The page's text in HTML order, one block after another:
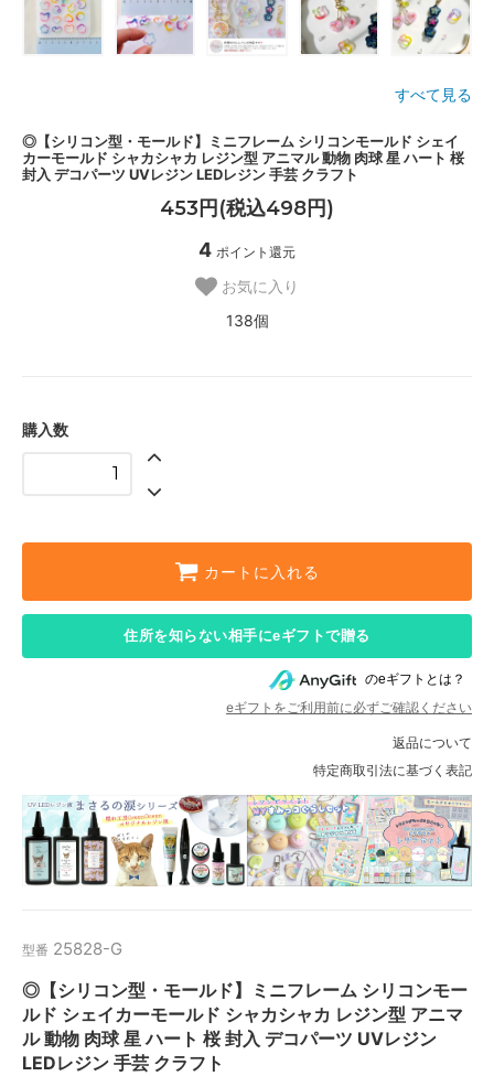
すべて見る
◎【シリコン型・モールド】ミニフレーム シリコンモールド シェイ
カーモールド シャカシャカ レジン型 アニマル 動物 肉球 星 ハート 桜
封入 デコパーツ UVレジン LEDレジン 手芸 クラフト
453円(税込498円)
4 ポイント還元
お気に入り
138個
購入数
カートに入れる
住所を知らない相手にeギフトで贈る
のeギフトとは？
eギフトをご利用前に必ずご確認ください
返品について
特定商取引法に基づく表記
型番 25828-G
◎【シリコン型・モールド】ミニフレーム シリコンモー
ルド シェイカーモールド シャカシャカ レジン型 アニマ
ル 動物 肉球 星 ハート 桜 封入 デコパーツ UVレジン
LEDレジン 手芸 クラフト